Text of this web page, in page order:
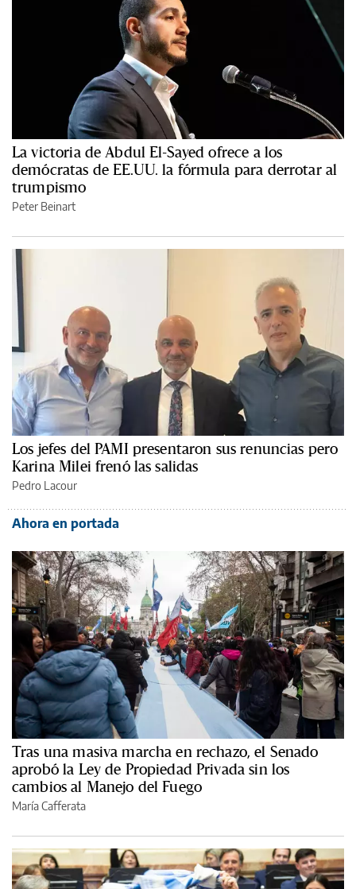
La victoria de Abdul El-Sayed ofrece a los
demócratas de EE.UU. la fórmula para derrotar al
trumpismo
Peter Beinart
Los jefes del PAMI presentaron sus renuncias pero
Karina Milei frenó las salidas
Pedro Lacour
Ahora en portada
Tras una masiva marcha en rechazo, el Senado
aprobó la Ley de Propiedad Privada sin los
cambios al Manejo del Fuego
María Cafferata